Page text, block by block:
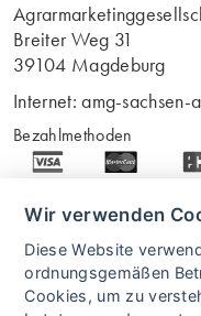
Breiter Weg 31
39104 Magdeburg
Internet:amg-sachsen-
Bezahlmethoden
Wir verwenden
Diese Website
ordnungsgemäßen
Cookies, um zu